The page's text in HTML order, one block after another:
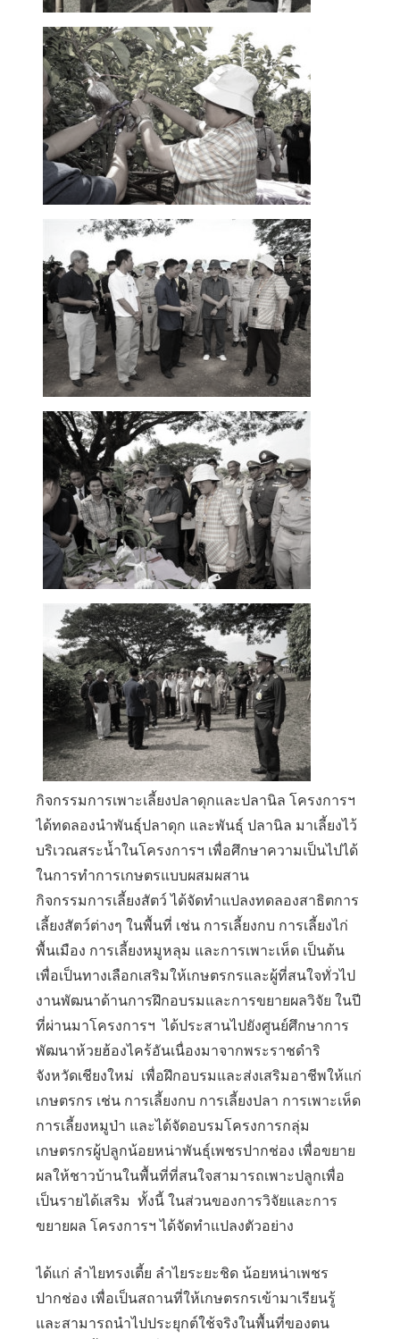
กิจกรรมการเพาะเลี้ยงปลาดุกและปลานิล โครงการฯ
ได้ทดลองนำพันธุ์ปลาดุก และพันธุ์ ปลานิล มาเลี้ยงไว้
บริเวณสระน้ำในโครงการฯ เพื่อศึกษาความเป็นไปได้
ในการทำการเกษตรแบบผสมผสาน
กิจกรรมการเลี้ยงสัตว์ ได้จัดทำแปลงทดลองสาธิตการ
เลี้ยงสัตว์ต่างๆ ในพื้นที่ เช่น การเลี้ยงกบ การเลี้ยงไก่
พื้นเมือง การเลี้ยงหมูหลุม และการเพาะเห็ด เป็นต้น
เพื่อเป็นทางเลือกเสริมให้เกษตรกรและผู้ที่สนใจทั่วไป
งานพัฒนาด้านการฝึกอบรมและการขยายผลวิจัย ในปี
ที่ผ่านมาโครงการฯ ได้ประสานไปยังศูนย์ศึกษาการ
พัฒนาห้วยฮ้องไคร้อันเนื่องมาจากพระราชดำริ
จังหวัดเชียงใหม่ เพื่อฝึกอบรมและส่งเสริมอาชีพให้แก่
เกษตรกร เช่น การเลี้ยงกบ การเลี้ยงปลา การเพาะเห็ด
การเลี้ยงหมูป่า และได้จัดอบรมโครงการกลุ่ม
เกษตรกรผู้ปลูกน้อยหน่าพันธุ์เพชรปากช่อง เพื่อขยาย
ผลให้ชาวบ้านในพื้นที่ที่สนใจสามารถเพาะปลูกเพื่อ
เป็นรายได้เสริม ทั้งนี้ ในส่วนของการวิจัยและการ
ขยายผล โครงการฯ ได้จัดทำแปลงตัวอย่าง
ได้แก่ ลำไยทรงเตี้ย ลำไยระยะชิด น้อยหน่าเพชร
ปากช่อง เพื่อเป็นสถานที่ให้เกษตรกรเข้ามาเรียนรู้
และสามารถนำไปประยุกต์ใช้จริงในพื้นที่ของตน